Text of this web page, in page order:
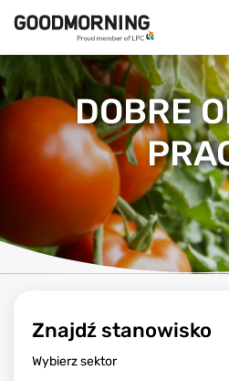
DOBRE
Znajdź stanowisko
Wybierz sektor